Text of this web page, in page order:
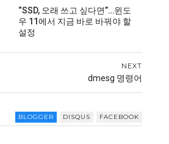
“SSD, 오래 쓰고 싶다면”…윈도
우 11에서 지금 바로 바꿔야 할
설정
NEXT
dmesg 명령어
BLOGGER DISQUS FACEBOOK